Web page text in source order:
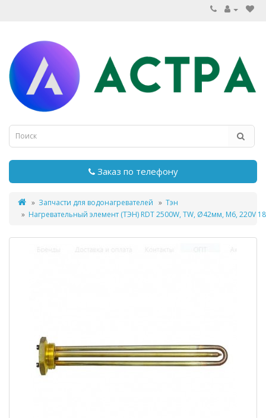
Заказ по телефону
Запчасти для водонагревателей
Тэн
Нагревательный элемент (ТЭН) RDT 2500W, TW, Ø42мм, М6, 220V